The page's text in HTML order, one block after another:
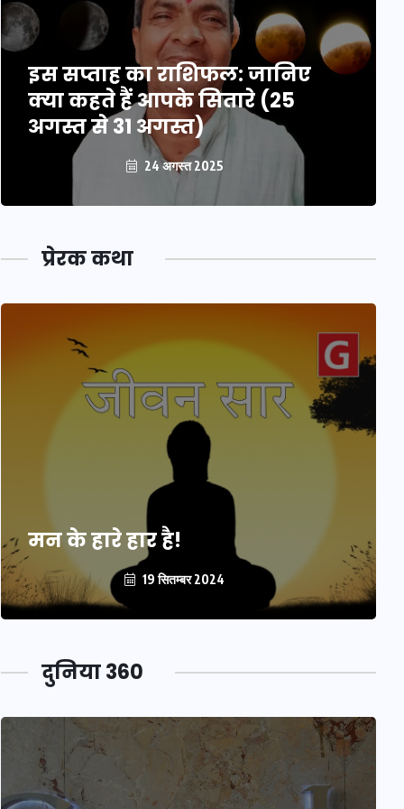
इस सप्ताह का राशिफल: जानिए
क्या कहते हैं आपके सितारे (25
अगस्त से 31 अगस्त)
24 अगस्त 2025
प्रेरक कथा
मन के हारे हार है!
19 सितम्बर 2024
दुनिया 360